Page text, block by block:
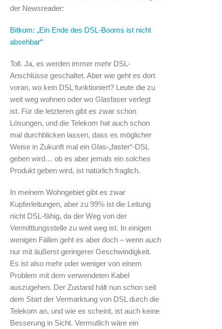
der Newsreader:
Bitkom: „Ein Ende des DSL-Booms ist nicht
absehbar“
Toll. Ja, es werden immer mehr DSL-
Anschlüsse geschaltet. Aber wie geht es dort
voran, wo kein DSL funktioniert? Leute die zu
weit weg wohnen oder wo Glasfaser verlegt
ist. Für die letzteren gibt es zwar schon
Lösungen, und die Telekom hat auch schon
mal durchblicken lassen, dass es möglicher
Weise in Zukunft mal ein Glas-„faster“-DSL
geben wird… ob es aber jemals ein solches
Produkt geben wird, ist natürlich fraglich.
In meinem Wohngebiet gibt es zwar
Kupferleitungen, aber zu 99% ist die Leitung
nicht DSL-fähig, da der Weg von der
Vermittlungsstelle zu weit weg ist. In einigen
wenigen Fällen geht es aber doch – wenn auch
nur mit äußerst geringerer Geschwindigkeit.
Es ist also mehr oder weniger von einem
Problem mit dem verwendeten Kabel
auszugehen. Der Zustand hält nun schon seit
dem Start der Vermarktung von DSL durch die
Telekom an, und wie es scheint, ist auch keine
Besserung in Sicht. Vermutlich wäre ein